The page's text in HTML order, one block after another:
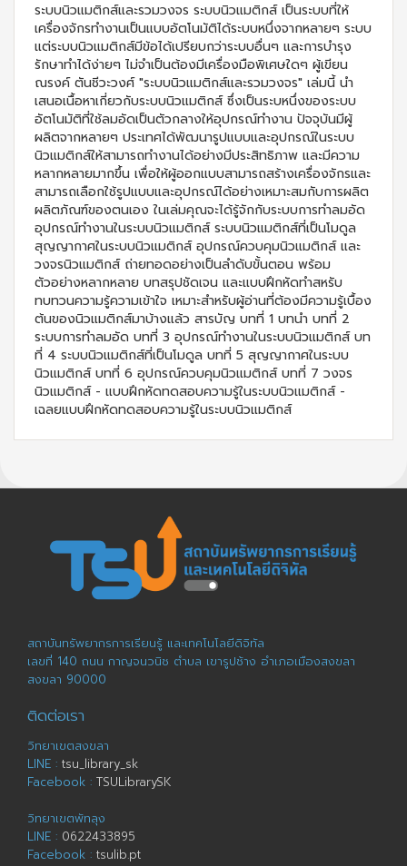
ระบบนิวแมติกส์และรวมวงจร ระบบนิวแมติกส์ เป็นระบบที่ให้
เครื่องจักรทำงานเป็นแบบอัตโนมัติได้ระบบหนึ่งจากหลายๆ ระบบ
แต่ระบบนิวแมติกส์มีข้อได้เปรียบกว่าระบบอื่นๆ และการบำรุง
รักษาทำได้ง่ายๆ ไม่จำเป็นต้องมีเครื่องมือพิเศษใดๆ ผู้เขียน
ณรงค์ ตันชีวะวงศ์ "ระบบนิวแมติกส์และรวมวงจร" เล่มนี้ นำ
เสนอเนื้อหาเกี่ยวกับระบบนิวแมติกส์ ซึ่งเป็นระบหนึ่งของระบบ
อัตโนมัติที่ใช้ลมอัดเป็นตัวกลางให้อุปกรณ์ทำงาน ปัจจุบันมีผู้
ผลิตจากหลายๆ ประเทศได้พัฒนารูปแบบและอุปกรณ์ในระบบ
นิวแมติกส์ให้สามารถทำงานได้อย่างมีประสิทธิภาพ และมีความ
หลากหลายมากขึ้น เพื่อให้ผู้ออกแบบสามารถสร้างเครื่องจักรและ
สามารถเลือกใช้รูปแบบและอุปกรณ์ได้อย่างเหมาะสมกับการผลิต
ผลิตภัณฑ์ของตนเอง ในเล่มคุณจะได้รู้จักกับระบบการทำลมอัด
อุปกรณ์ทำงานในระบบนิวแมติกส์ ระบบนิวแมติกส์ที่เป็นโมดูล
สุญญากาศในระบบนิวแมติกส์ อุปกรณ์ควบคุมนิวแมติกส์ และ
วงจรนิวแมติกส์ ถ่ายทอดอย่างเป็นลำดับขั้นตอน พร้อม
ตัวอย่างหลากหลาย บทสรุปชัดเจน และแบบฝึกหัดทำสหรับ
ทบทวนความรู้ความเข้าใจ เหมาะสำหรับผู้อ่านที่ต้องมีความรู้เบื้อง
ต้นของนิวแมติกส์มาบ้างแล้ว สารบัญ บทที่ 1 บทนำ บทที่ 2
ระบบการทำลมอัด บทที่ 3 อุปกรณ์ทำงานในระบบนิวแมติกส์ บท
ที่ 4 ระบบนิวแมติกส์ที่เป็นโมดูล บทที่ 5 สุญญากาศในระบบ
นิวแมติกส์ บทที่ 6 อุปกรณ์ควบคุมนิวแมติกส์ บทที่ 7 วงจร
นิวแมติกส์ - แบบฝึกหัดทดสอบความรู้ในระบบนิวแมติกส์ -
เฉลยแบบฝึกหัดทดสอบความรู้ในระบบนิวแมติกส์
สถาบันทรัพยากรการเรียนรู้ และเทคโนโลยีดิจิทัล
เลขที่ 140 ถนน กาญจนวนิช ตำบล เขารูปช้าง อำเภอเมืองสงขลา
สงขลา 90000
ติดต่อเรา
วิทยาเขตสงขลา
LINE : tsu_library_sk
Facebook : TSULibrarySK
วิทยาเขตพัทลุง
LINE : 0622433895
Facebook : tsulib.pt